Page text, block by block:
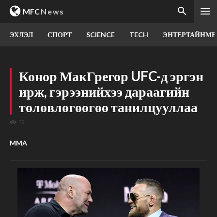
MFCNews
ЭХЛЭЛ СПОРТ SCIENCE TECH
Конор МакГрегор UFC-д эргэн
ирж, гэрээнийхээ дараагийн
төлөвлөгөөгөө танилцууллаа
39
MMA